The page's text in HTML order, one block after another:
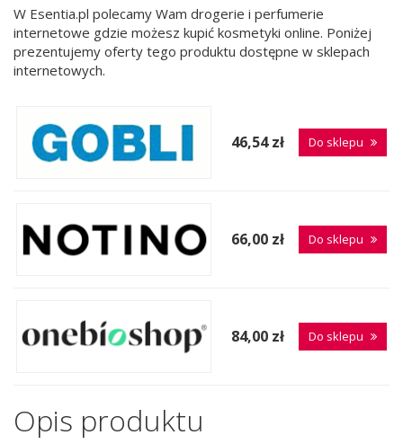
W Esentia.pl polecamy Wam drogerie i perfumerie
internetowe gdzie możesz kupić kosmetyki online. Poniżej
prezentujemy oferty tego produktu dostępne w sklepach
internetowych.
46,54 zł Do sklepu
66,00 zł Do sklepu
84,00 zł Do sklepu
Opis produktu